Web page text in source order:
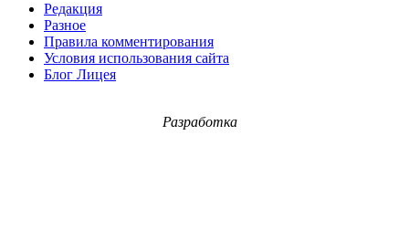
Редакция
Разное
Правила комментирования
Условия использования сайта
Блог Лицея
Разработка